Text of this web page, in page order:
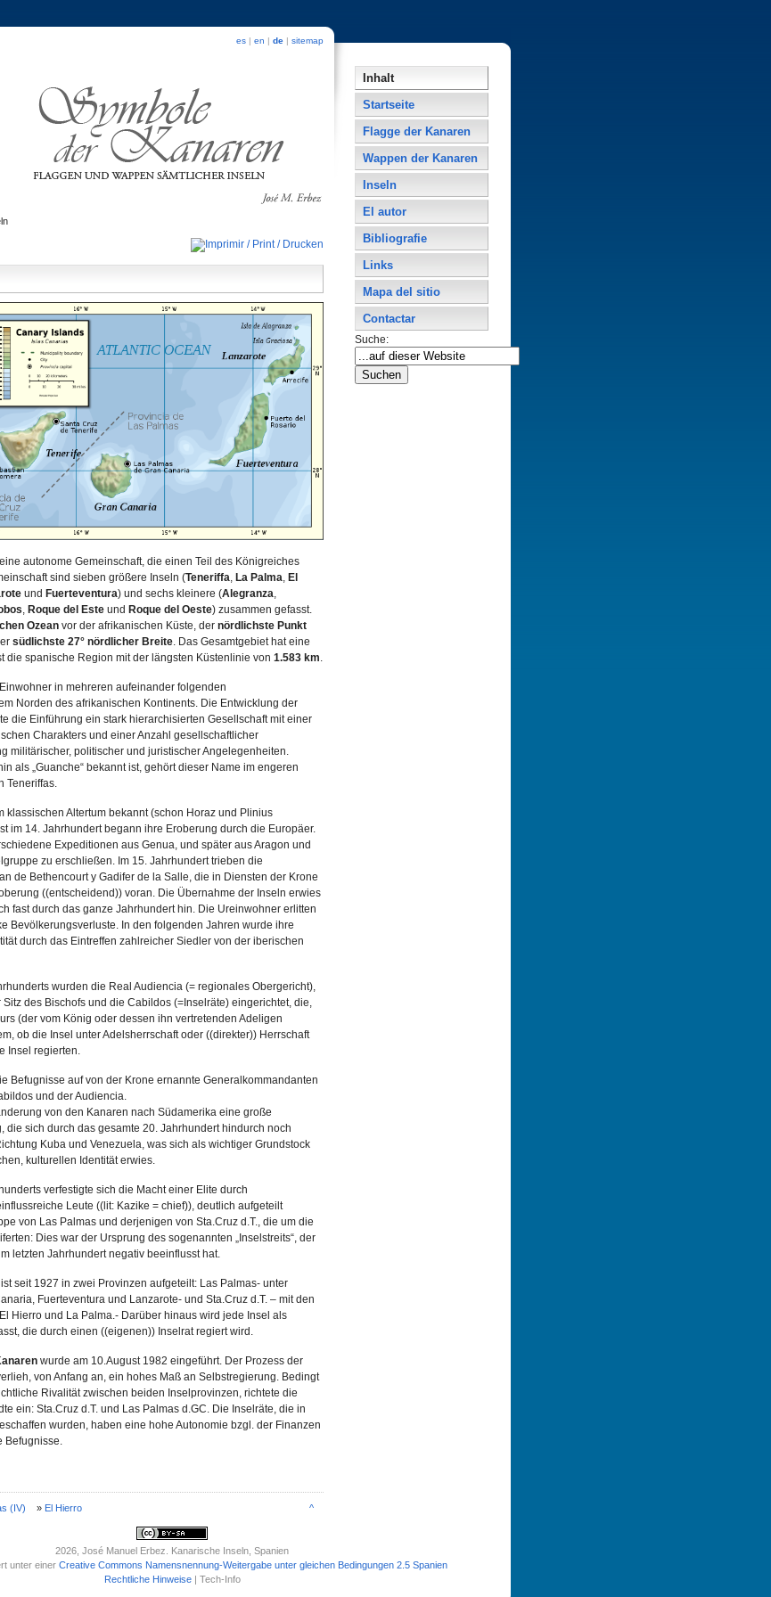
es | en | de | sitemap
autonome Gemeinschaft, die einen Teil des Königreiches
sind sieben größere Inseln (Teneriffa, La Palma, El
und Fuerteventura) und sechs kleinere (Alegranza,
, Roque del Este und Roque del Oeste) zusammen gefasst.
Ozean vor der afrikanischen Küste, der nördlichste Punkt
südlichste 27° nördlicher Breite. Das Gesamtgebiet hat eine
die spanische Region mit der längsten Küstenlinie von 1.583 km.
in mehreren aufeinander folgenden
Norden des afrikanischen Kontinents. Die Entwicklung der
die Einführung ein stark hierarchisierten Gesellschaft mit einer
Charakters und einer Anzahl gesellschaftlicher
militärischer, politischer und juristischer Angelegenheiten.
als „Guanche“ bekannt ist, gehört dieser Name im engeren
Teneriffas.
klassischen Altertum bekannt (schon Horaz und Plinius
im 14. Jahrhundert begann ihre Eroberung durch die Europäer.
Expeditionen aus Genua, und später aus Aragon und
zu erschließen. Im 15. Jahrhundert trieben die
de Bethencourt y Gadifer de la Salle, die in Diensten der Krone
((entscheidend)) voran. Die Übernahme der Inseln erwies
fast durch das ganze Jahrhundert hin. Die Ureinwohner erlitten
Bevölkerungsverluste. In den folgenden Jahren wurde ihre
durch das Eintreffen zahlreicher Siedler von der iberischen
wurden die Real Audiencia (= regionales Obergericht),
des Bischofs und die Cabildos (=Inselräte) eingerichtet, die,
(der vom König oder dessen ihn vertretenden Adeligen
ob die Insel unter Adelsherrschaft oder ((direkter)) Herrschaft
Insel regierten.
Befugnisse auf von der Krone ernannte Generalkommandanten
und der Audiencia.
von den Kanaren nach Südamerika eine große
die sich durch das gesamte 20. Jahrhundert hindurch noch
Kuba und Venezuela, was sich als wichtiger Grundstock
kulturellen Identität erwies.
verfestigte sich die Macht einer Elite durch
Leute ((lit: Kazike = chief)), deutlich aufgeteilt
von Las Palmas und derjenigen von Sta.Cruz d.T., die um die
Dies war der Ursprung des sogenannten „Inselstreits“, der
letzten Jahrhundert negativ beeinflusst hat.
seit 1927 in zwei Provinzen aufgeteilt: Las Palmas- unter
Fuerteventura und Lanzarote- und Sta.Cruz d.T. – mit den
Hierro und La Palma.- Darüber hinaus wird jede Insel als
die durch einen ((eigenen)) Inselrat regiert wird.
wurde am 10.August 1982 eingeführt. Der Prozess der
von Anfang an, ein hohes Maß an Selbstregierung. Bedingt
Rivalität zwischen beiden Inselprovinzen, richtete die
ein: Sta.Cruz d.T. und Las Palmas d.GC. Die Inselräte, die in
wurden, haben eine hohe Autonomie bzgl. der Finanzen
Befugnisse.
(IV) » El Hierro ^
Inhalt
Startseite
Flagge der Kanaren
Wappen der Kanaren
Inseln
El autor
Bibliografie
Links
Mapa del sitio
Contactar
Suche:
2026 , José Manuel Erbez. Kanarische Inseln, Spanien
unter einer Creative Commons Namensnennung-Weitergabe unter gleichen Bedingungen 2.5 Spanien
Rechtliche Hinweise| Tech-Info